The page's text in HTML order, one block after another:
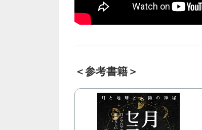
＜参考書籍＞